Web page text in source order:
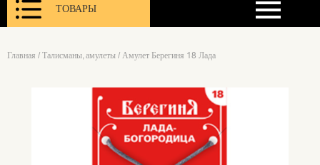
ТОВАРЫ
Главная / Талисманы, амулеты / Амулет Берегиня 18 Лада